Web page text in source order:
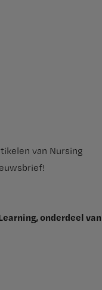
van Nursing
!
onderdeel van